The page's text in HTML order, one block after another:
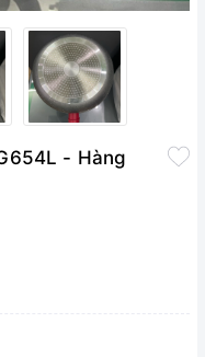
- Hàng